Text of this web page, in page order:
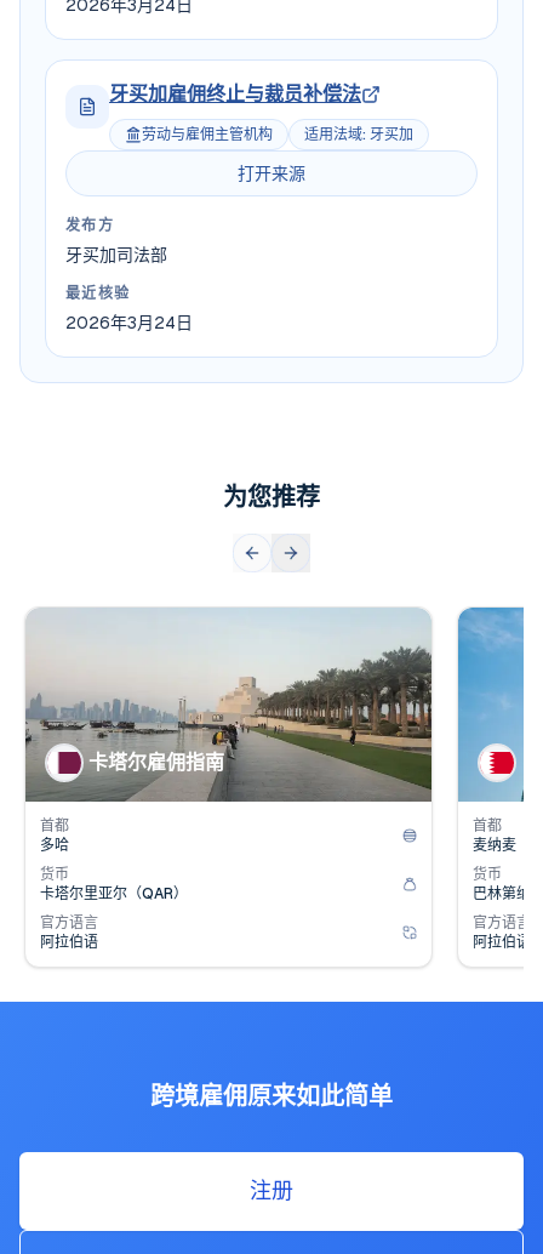
2026年3月24日
牙买加雇佣终止与裁员补偿法
劳动与雇佣主管机构 适用法域: 牙买加
打开来源
发布方
牙买加司法部
最近核验
2026年3月24日
为您推荐
💰雇主成本 14%
卡塔尔雇佣指南
首都
多哈
货币
卡塔尔里亚尔（QAR）
官方语言
阿拉伯语
首都
麦纳麦
货币
巴林第纳
官方语言
阿拉伯语
跨境雇佣原来如此简单
注册